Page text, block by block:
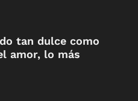
tan dulce como
amor, lo más